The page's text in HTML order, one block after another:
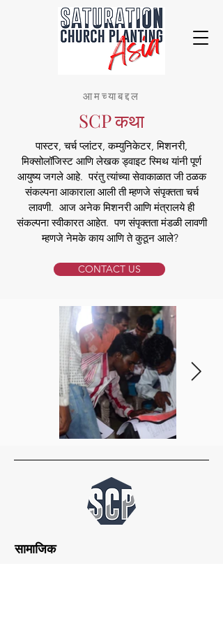
आमच्याबद्दल
SCP कथा
पास्टर, चर्च प्लांटर, कम्युनिकेटर, मिशनरी,
मिक्सोलॉजिस्ट आणि लेखक ड्वाइट स्मिथ यांनी पूर्ण
आयुष्य जगले आहे. परंतु त्यांच्या सेवाकाळात जी ठळक
संकल्पना आकाराला आली ती म्हणजे संपृक्तता चर्च
लावणी. आज अनेक मिशनरी आणि मंत्रालये ही
संकल्पना स्वीकारत आहेत. पण संपृक्तता मंडळी लावणी
म्हणजे नेमके काय आणि ते कुठून आले?
CONTACT US
सामाजिक